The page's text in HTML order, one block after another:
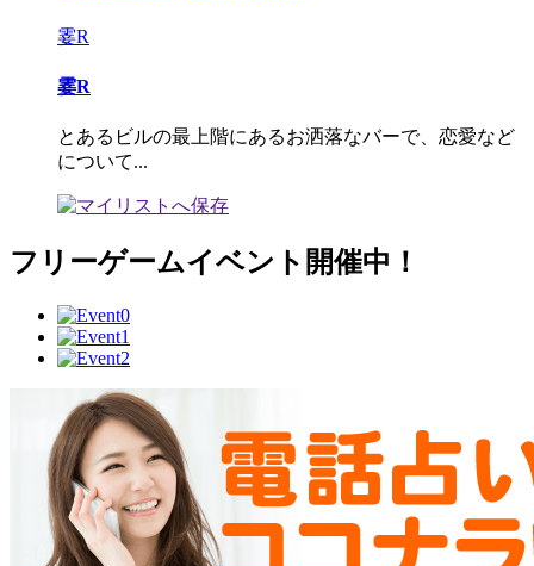
霎R
霎R
とあるビルの最上階にあるお洒落なバーで、恋愛など
について...
フリーゲームイベント開催中！